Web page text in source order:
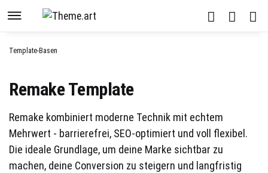
Template-Basen
Remake Template
Remake kombiniert moderne Technik mit echtem
Mehrwert - barrierefrei, SEO-optimiert und voll flexibel.
Die ideale Grundlage, um deine Marke sichtbar zu
machen, deine Conversion zu steigern und langfristig